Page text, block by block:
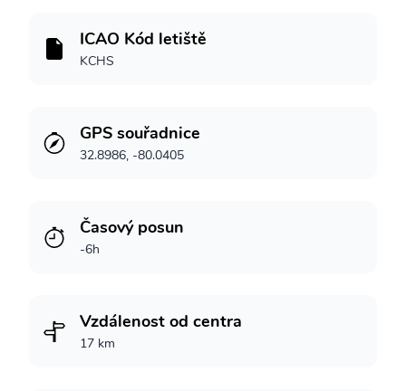
ICAO Kód letiště
KCHS
GPS souřadnice
32.8986, -80.0405
Časový posun
-6h
Vzdálenost od centra
17 km